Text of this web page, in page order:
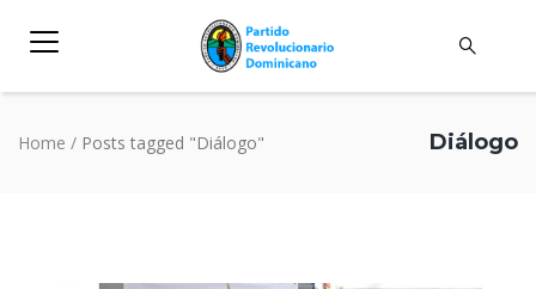
Diálogo
Home / Posts tagged "Diálogo"